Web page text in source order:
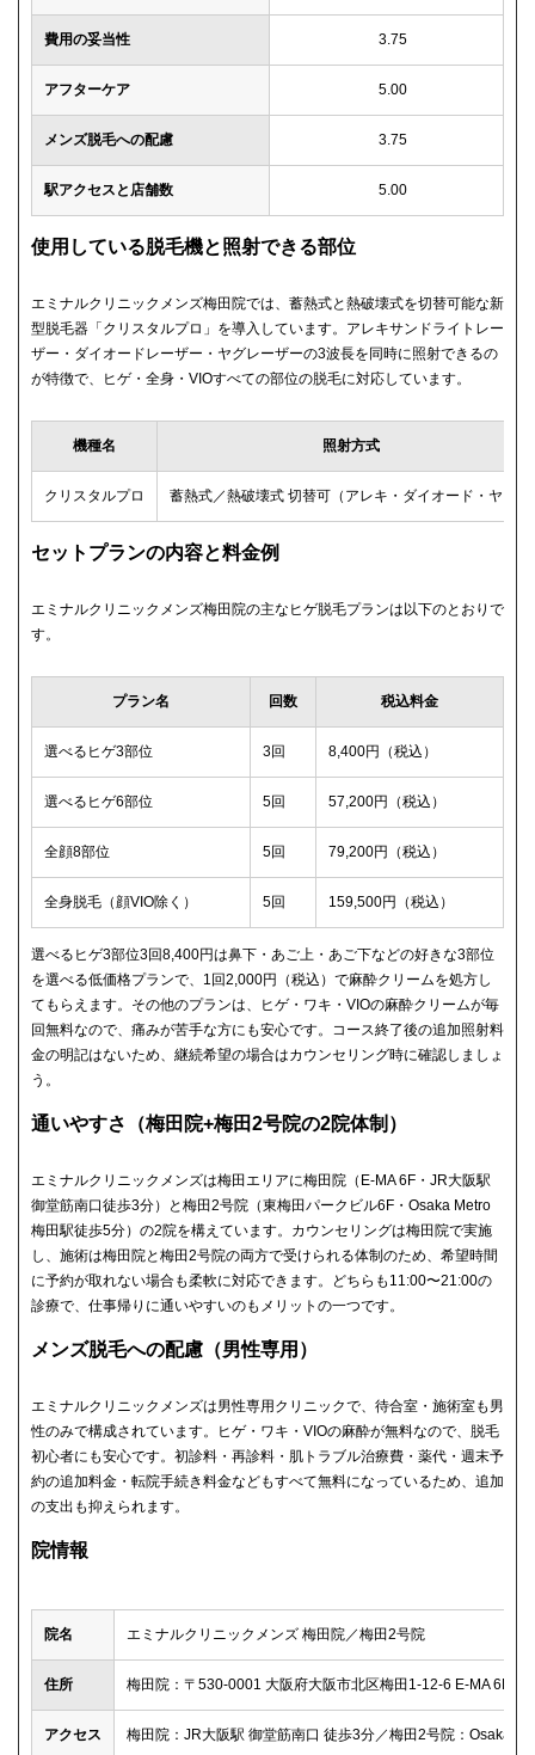
費用の妥当性 3.75
アフターケア 5.00
メンズ脱毛への配慮 3.75
駅アクセスと店舗数 5.00
使用している脱毛機と照射できる部位
エミナルクリニックメンズ梅田院では、蓄熱式と熱破壊式を切替可能な新
型脱毛器「クリスタルプロ」を導入しています。アレキサンドライトレー
ザー・ダイオードレーザー・ヤグレーザーの3波長を同時に照射できるの
が特徴で、ヒゲ・全身・VIOすべての部位の脱毛に対応しています。
機種名 照射方式
クリスタルプロ 蓄熱式／熱破壊式 切替可（アレキ・ダイオード・ヤグ）
セットプランの内容と料金例
エミナルクリニックメンズ梅田院の主なヒゲ脱毛プランは以下のとおりで
す。
プラン名 回数 税込料金
選べるヒゲ3部位 3回 8,400円（税込）
選べるヒゲ6部位 5回 57,200円（税込）
全顔8部位 5回 79,200円（税込）
全身脱毛（顔VIO除く） 5回 159,500円（税込）
選べるヒゲ3部位3回8,400円は鼻下・あご上・あご下などの好きな3部位
を選べる低価格プランで、1回2,000円（税込）で麻酔クリームを処方し
てもらえます。その他のプランは、ヒゲ・ワキ・VIOの麻酔クリームが毎
回無料なので、痛みが苦手な方にも安心です。コース終了後の追加照射料
金の明記はないため、継続希望の場合はカウンセリング時に確認しましょ
う。
通いやすさ（梅田院+梅田2号院の2院体制）
エミナルクリニックメンズは梅田エリアに梅田院（E-MA 6F・JR大阪駅
御堂筋南口徒歩3分）と梅田2号院（東梅田パークビル6F・Osaka Metro
梅田駅徒歩5分）の2院を構えています。カウンセリングは梅田院で実施
し、施術は梅田院と梅田2号院の両方で受けられる体制のため、希望時間
に予約が取れない場合も柔軟に対応できます。どちらも11:00〜21:00の
診療で、仕事帰りに通いやすいのもメリットの一つです。
メンズ脱毛への配慮（男性専用）
エミナルクリニックメンズは男性専用クリニックで、待合室・施術室も男
性のみで構成されています。ヒゲ・ワキ・VIOの麻酔が無料なので、脱毛
初心者にも安心です。初診料・再診料・肌トラブル治療費・薬代・週末予
約の追加料金・転院手続き料金などもすべて無料になっているため、追加
の支出も抑えられます。
院情報
院名 エミナルクリニックメンズ 梅田院／梅田2号院
住所 梅田院：〒530-0001 大阪府大阪市北区梅田1-12-6 E-MA 6F
アクセス 梅田院：JR大阪駅 御堂筋南口 徒歩3分／梅田2号院：Osaka